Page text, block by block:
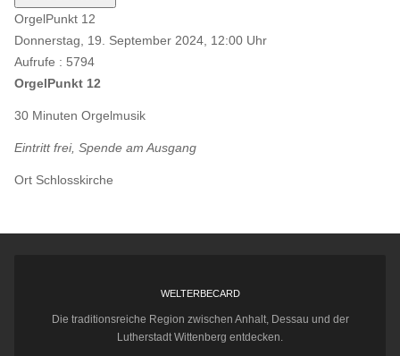
OrgelPunkt 12
Donnerstag, 19. September 2024, 12:00 Uhr
Aufrufe : 5794
OrgelPunkt 12
30 Minuten Orgelmusik
Eintritt frei, Spende am Ausgang
Ort Schlosskirche
WELTERBECARD
Die traditionsreiche Region zwischen Anhalt, Dessau und der
Lutherstadt Wittenberg entdecken.